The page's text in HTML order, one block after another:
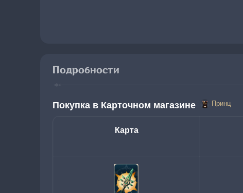
Подробности
Покупка в Карточном магазине Принц
Карта